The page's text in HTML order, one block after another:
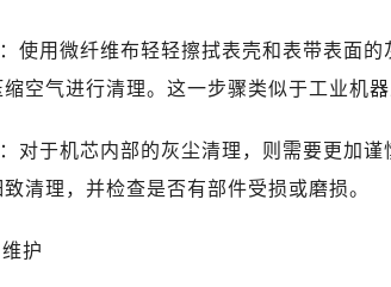
使用微纤维布轻轻擦拭表壳和表带表面
空气进行清理。这一步骤类似于工业机
对于机芯内部的灰尘清理，则需要更加
清理，并检查是否有部件受损或磨损。
护